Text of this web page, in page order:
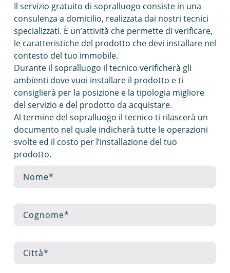
Il servizio gratuito di sopralluogo consiste in una
consulenza a domicilio, realizzata dai nostri tecnici
specializzati. È un’attività che permette di verificare,
le caratteristiche del prodotto che devi installare nel
contesto del tuo immobile.
Durante il sopralluogo il tecnico verificherà gli
ambienti dove vuoi installare il prodotto e ti
consiglierà per la posizione e la tipologia migliore
del servizio e del prodotto da acquistare.
Al termine del sopralluogo il tecnico ti rilascerà un
documento nel quale indicherà tutte le operazioni
svolte ed il costo per l’installazione del tuo
prodotto.